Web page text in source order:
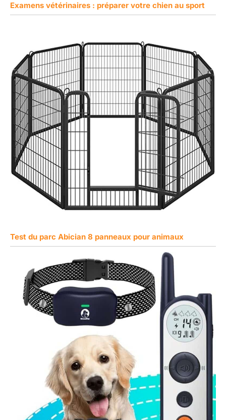
Examens vétérinaires : préparer votre chien au sport
Test du parc Abician 8 panneaux pour animaux